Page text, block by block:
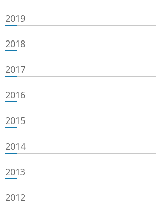
2019
2018
2017
2016
2015
2014
2013
2012